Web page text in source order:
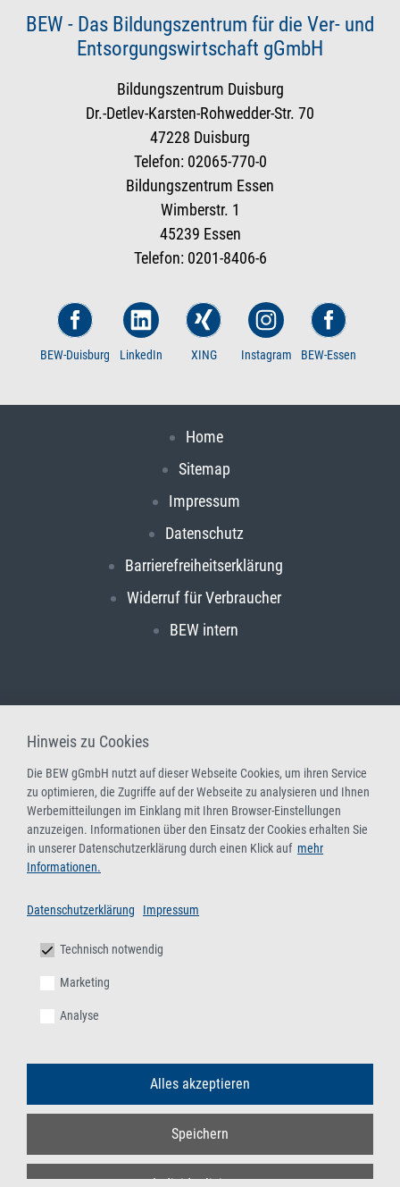
BEW - Das Bildungszentrum für die Ver- und
Entsorgungswirtschaft gGmbH
Bildungszentrum Duisburg
Dr.-Detlev-Karsten-Rohwedder-Str. 70
47228 Duisburg
Telefon: 02065-770-0
Bildungszentrum Essen
Wimberstr. 1
45239 Essen
Telefon: 0201-8406-6
BEW-Duisburg LinkedIn XING Instagram BEW-Essen
Home
Sitemap
Impressum
Datenschutz
Barrierefreiheitserklärung
Widerruf für Verbraucher
BEW intern
Hinweis zu Cookies
Die BEW gGmbH nutzt auf dieser Webseite Cookies, um ihren Service
zu optimieren, die Zugriffe auf der Webseite zu analysieren und Ihnen
Werbemitteilungen im Einklang mit Ihren Browser-Einstellungen
anzuzeigen. Informationen über den Einsatz der Cookies erhalten Sie
in unserer Datenschutzerklärung durch einen Klick auf mehr
Informationen.
Datenschutzerklärung Impressum
Technisch notwendig
Marketing
Analyse
Alles akzeptieren
Speichern